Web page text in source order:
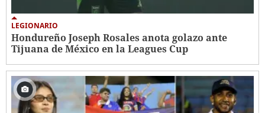
LEGIONARIO
Hondureño Joseph Rosales anota golazo ante
Tijuana de México en la Leagues Cup